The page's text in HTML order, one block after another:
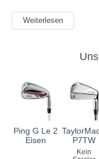
Spielbarkeit über
Bodenkontakt
4
21°
620
MB
21° 24°
61°
Weiterlesen
Ping G Le 2
Eisen
P7TW
Kein